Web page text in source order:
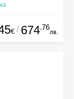
€ / 674.76
лв.